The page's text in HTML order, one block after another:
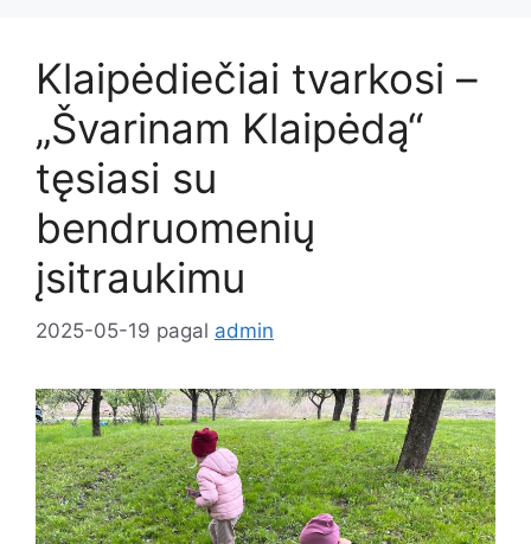
Klaipėdiečiai tvarkosi –
„Švarinam Klaipėdą“
tęsiasi su
bendruomenių
įsitraukimu
2025-05-19 pagal admin